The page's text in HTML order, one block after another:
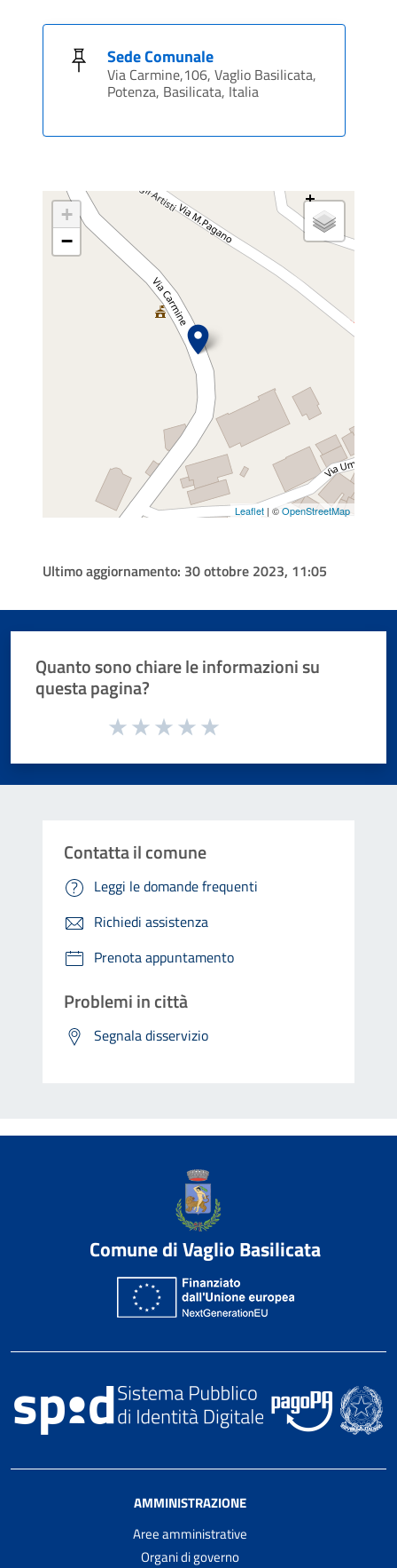
Sede Comunale
Via Carmine,106, Vaglio Basilicata,
Potenza, Basilicata, Italia
+
−
Leaflet | ©OpenStreetMap
Ultimo aggiornamento: 30 ottobre 2023, 11:05
Quanto sono chiare le informazioni su
questa pagina?
Valuta da 1 a 5 stelle la pagina
Contatta il comune
Leggi le domande frequenti
Richiedi assistenza
Prenota appuntamento
Problemi in città
Segnala disservizio
Comune di Vaglio Basilicata
AMMINISTRAZIONE
Aree amministrative
Organi di governo